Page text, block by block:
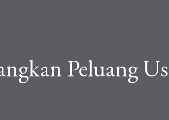
Peluang